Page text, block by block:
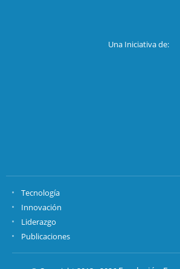
Una Iniciativa de:
Tecnología
Innovación
Liderazgo
Publicaciones